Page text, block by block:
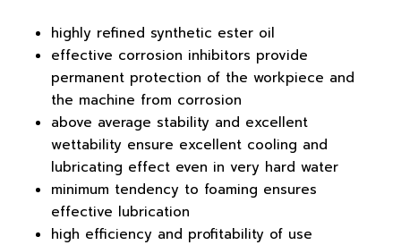
highly refined synthetic ester oil
effective corrosion inhibitors provide
permanent protection of the workpiece and
the machine from corrosion
above average stability and excellent
wettability ensure excellent cooling and
lubricating effect even in very hard water
minimum tendency to foaming ensures
effective lubrication
high efficiency and profitability of use